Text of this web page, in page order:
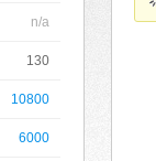
n/a
130
10800
6000